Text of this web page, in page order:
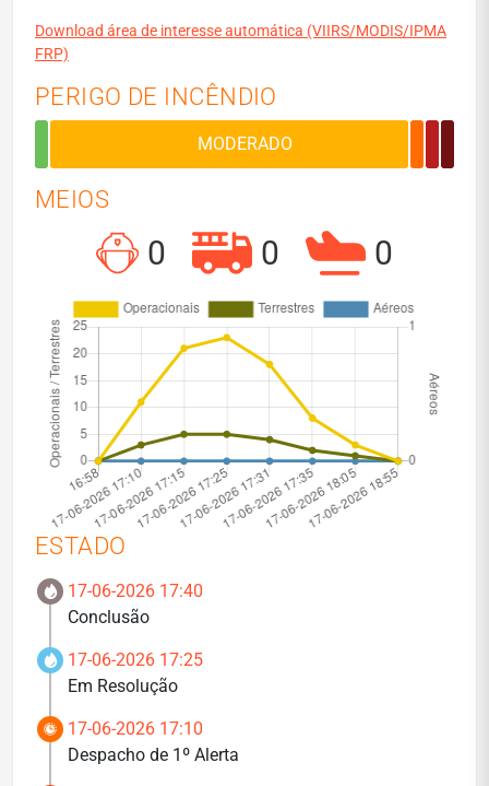
Download área de interesse automática (VIIRS/MODIS/IPMA
FRP)
PERIGO DE INCÊNDIO
MEIOS
0 0 0
ESTADO
17-06-2026 17:40
Conclusão
17-06-2026 17:25
Em Resolução
17-06-2026 17:10
Despacho de 1º Alerta